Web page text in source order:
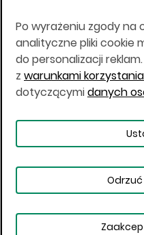
Japonii, ani w
taki materiał byłby
których zgodne z
inwestycyjnych nie
jest możliwe złożenie
w danej jurysdykcji
nabycie
Copyright © 2026 BOŚ |
Warunki korzystania
Po wyrażeniu zgody na
analityczne pliki cookie
do personalizacji
z warunkami korzystania
dotyczącymidanych